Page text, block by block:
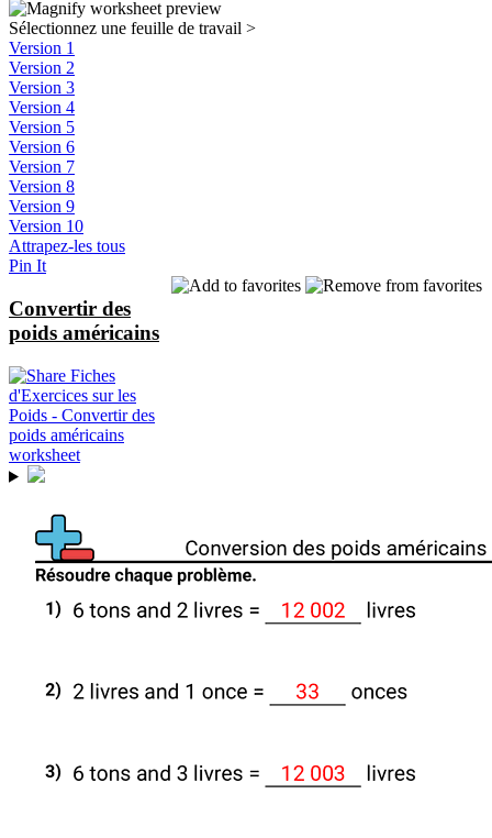
Sélectionnez une feuille de travail >
Version 1
Version 2
Version 3
Version 4
Version 5
Version 6
Version 7
Version 8
Version 9
Version 10
Attrapez-les tous
Pin It
Convertir des
poids américains